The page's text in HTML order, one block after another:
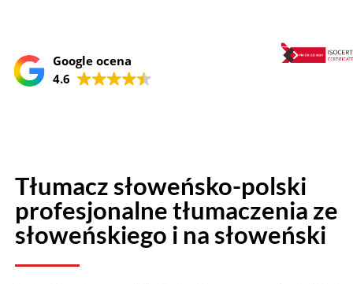
Google ocena
4.6
Tłumacz słoweńsko-polski
profesjonalne tłumaczenia ze
słoweńskiego i na słoweński